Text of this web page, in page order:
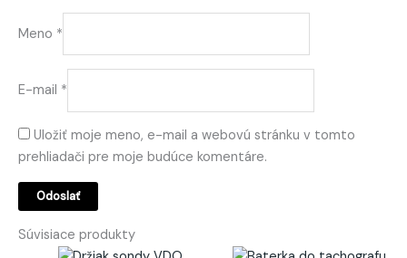
Meno *
E-mail *
Uložiť moje meno, e-mail a webovú stránku v tomto
prehliadači pre moje budúce komentáre.
Súvisiace produkty